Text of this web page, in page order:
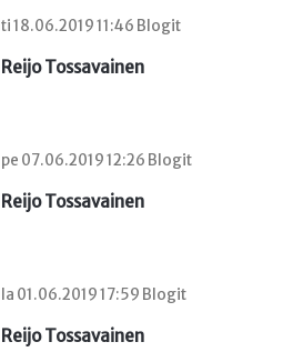
ti 18.06.2019 11:46 Blogit
Reijo Tossavainen
pe 07.06.2019 12:26 Blogit
Reijo Tossavainen
la 01.06.2019 17:59 Blogit
Reijo Tossavainen